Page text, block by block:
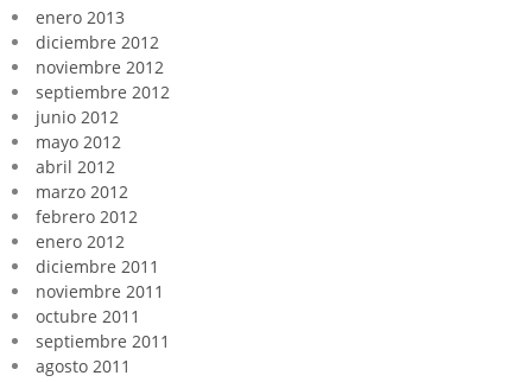
enero 2013
diciembre 2012
noviembre 2012
septiembre 2012
junio 2012
mayo 2012
abril 2012
marzo 2012
febrero 2012
enero 2012
diciembre 2011
noviembre 2011
octubre 2011
septiembre 2011
agosto 2011